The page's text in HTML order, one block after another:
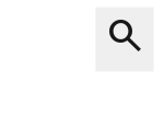
search